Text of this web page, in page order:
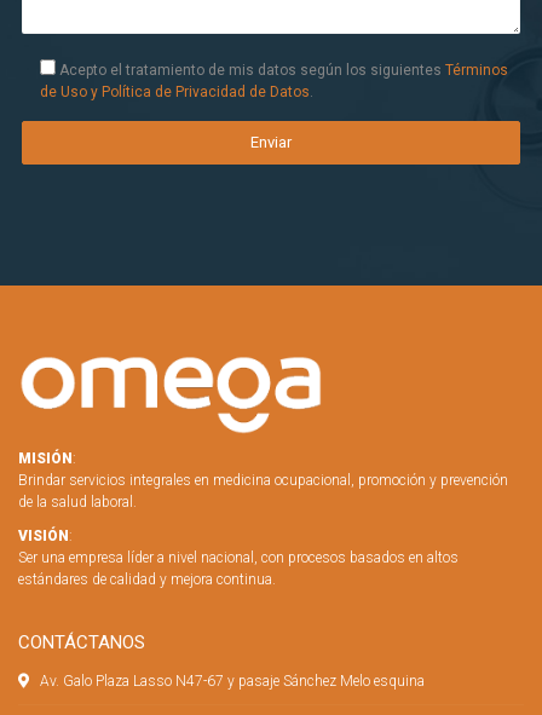
Acepto el tratamiento de mis datos según los siguientes Términos
de Uso y Política de Privacidad de Datos.
MISIÓN:
Brindar servicios integrales en medicina ocupacional, promoción y prevención
de la salud laboral.
VISIÓN:
Ser una empresa líder a nivel nacional, con procesos basados en altos
estándares de calidad y mejora continua.
CONTÁCTANOS
Av. Galo Plaza Lasso N47-67 y pasaje Sánchez Melo esquina